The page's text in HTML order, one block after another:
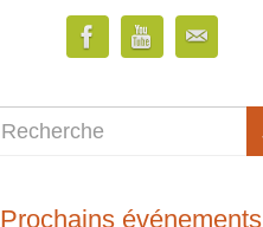
Prochains événements